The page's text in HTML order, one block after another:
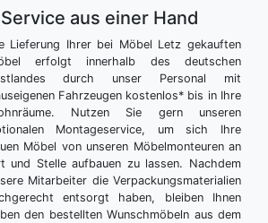
aus einer Hand
Lieferung Ihrer bei Möbel Letz gekauften
erfolgt innerhalb des deutschen
durch unser Personal mit
Fahrzeugen kostenlos* bis in Ihre
Nutzen Sie gern unseren
Montageservice, um sich Ihre
Möbel von unseren Möbelmonteuren an
und Stelle aufbauen zu lassen. Nachdem
Mitarbeiter die Verpackungsmaterialien
entsorgt haben, bleiben Ihnen
den bestellten Wunschmöbeln aus dem